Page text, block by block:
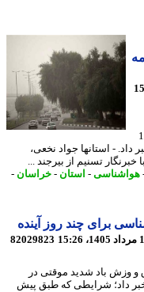
- استانها جواد نخعی،
تسنیم از بیرجند ...
-استان-خراسان-
برای چند روز آینده
82029823
باد شدید موقتی در
شرایطی که طبق پیش